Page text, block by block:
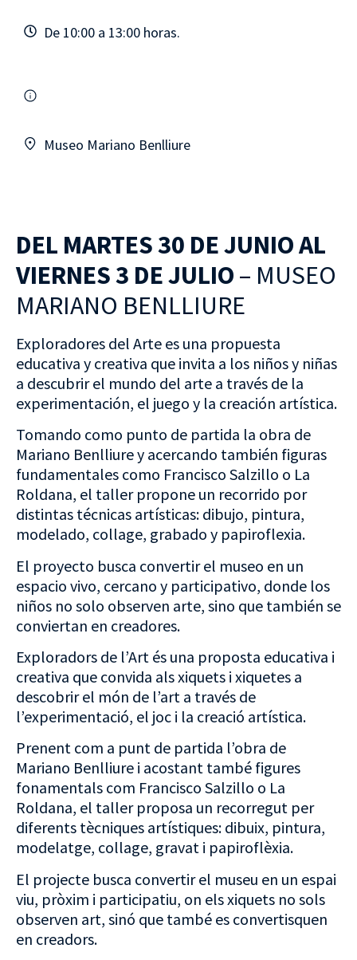
De 10:00 a 13:00 horas.
Museo Mariano Benlliure
DEL MARTES 30 DE JUNIO AL
VIERNES 3 DE JULIO – MUSEO
MARIANO BENLLIURE
Exploradores del Arte es una propuesta
educativa y creativa que invita a los niños y niñas
a descubrir el mundo del arte a través de la
experimentación, el juego y la creación artística.
Tomando como punto de partida la obra de
Mariano Benlliure y acercando también figuras
fundamentales como Francisco Salzillo o La
Roldana, el taller propone un recorrido por
distintas técnicas artísticas: dibujo, pintura,
modelado, collage, grabado y papiroflexia.
El proyecto busca convertir el museo en un
espacio vivo, cercano y participativo, donde los
niños no solo observen arte, sino que también se
conviertan en creadores.
Exploradors de l’Art és una proposta educativa i
creativa que convida als xiquets i xiquetes a
descobrir el món de l’art a través de
l’experimentació, el joc i la creació artística.
Prenent com a punt de partida l’obra de
Mariano Benlliure i acostant també figures
fonamentals com Francisco Salzillo o La
Roldana, el taller proposa un recorregut per
diferents tècniques artístiques: dibuix, pintura,
modelatge, collage, gravat i papiroflèxia.
El projecte busca convertir el museu en un espai
viu, pròxim i participatiu, on els xiquets no sols
observen art, sinó que també es convertisquen
en creadors.